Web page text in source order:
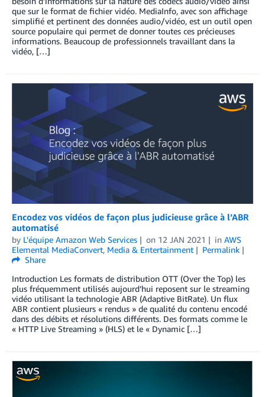
que sur le format de fichier vidéo. MediaInfo, avec son affichage
simplifié et pertinent des données audio/vidéo, est un outil open
source populaire qui permet de donner toutes ces précieuses
informations. Beaucoup de professionnels travaillant dans la
vidéo, […]
Encodez vos vidéos de façon plus judicieuse grâce à l’ABR
automatisé
by L'équipe Amazon Web Services on 12 JAN 2021 in AWS
Elemental MediaConvert, Media & Entertainment
Permalink
Share
Introduction Les formats de distribution OTT (Over the Top) les
plus fréquemment utilisés aujourd’hui reposent sur le streaming
vidéo utilisant la technologie ABR (Adaptive BitRate). Un flux
ABR contient plusieurs « rendus » de qualité du contenu encodé
dans des débits et résolutions différents. Des formats comme le
« HTTP Live Streaming » (HLS) et le « Dynamic […]